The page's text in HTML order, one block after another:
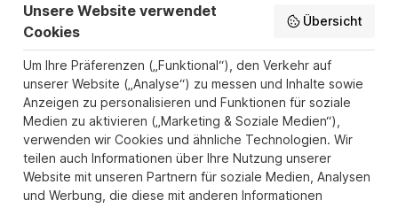
Service-Hotline
Informationen
Zahlungs- und Versandarten
Sicher Einkaufen
Über uns
Der Pokal & Vereinsbedarf Onlineshop PokalExpress in Marl ist
Ihr Spezialist für Pokale, Medaillen und Trophäen aus Glas und
Unsere Website verwendet
Cookies
Übersicht
Um Ihre Präferenzen („Funktional“), den Verkehr auf
unserer Website („Analyse“) zu messen und Inhalte sowie
Anzeigen zu personalisieren und Funktionen für soziale
Medien zu aktivieren („Marketing & Soziale Medien“),
verwenden wir Cookies und ähnliche Technologien. Wir
teilen auch Informationen über Ihre Nutzung unserer
Website mit unseren Partnern für soziale Medien, Analysen
und Werbung, die diese mit anderen Informationen